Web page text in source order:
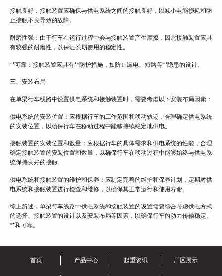
接触良好：接触装置应确保与供电系统之间的接触良好，以减小电能损耗和防
止接触不良导致的故障。
耐磨性强：由于行车在运行过程中会与接触装置产生摩擦，因此接触装置应具
有较强的耐磨性，以保证长期使用的稳定性。
**可靠：接触装置应具有**防护措施，如防止漏电、短路等**隐患的设计。
三、安装布局
在单梁行车线路中设置供电系统和接触装置时，需要考虑以下安装布局因素：
供电系统的安装位置：应根据行车的工作范围和移动轨迹，合理确定供电系统
的安装位置，以确保行车在移动过程中能够持续稳定地供电。
接触装置的安装位置和数量：应根据行车的具体需求和供电系统的性能，合理
确定接触装置的安装位置和数量，以确保行车在移动过程中能够始终与供电系
统保持良好的接触。
供电系统和接触装置的维护和保养：应制定完善的维护和保养计划，定期对供
电系统和接触装置进行检查和维修，以确保其正常运行和使用寿命。
综上所述，单梁行车线路中供电系统和接触装置的设置需要综合考虑供电方式
的选择、接触装置的设计以及安装布局等因素，以确保行车的动力传输稳定、
**和可靠。
首页 产品中心 起重资讯 厂区展示